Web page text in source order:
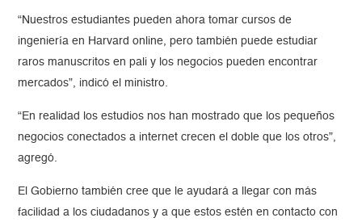
“Nuestros estudiantes pueden ahora tomar cursos de
ingeniería en Harvard online, pero también puede estudiar
raros manuscritos en pali y los negocios pueden encontrar
mercados”, indicó el ministro.
“En realidad los estudios nos han mostrado que los pequeños
negocios conectados a internet crecen el doble que los otros”,
agregó.
El Gobierno también cree que le ayudará a llegar con más
facilidad a los ciudadanos y a que estos estén en contacto con